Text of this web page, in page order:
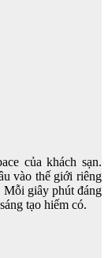
của khách sạn.
vào thế giới riêng
Mỗi giây phút đáng
tạo hiếm có.